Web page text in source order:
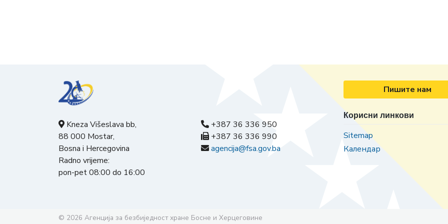
Kneza Višeslava bb,
88 000 Mostar,
Bosna i Hercegovina
Radno vrijeme:
pon-pet 08:00 do 16:00
+387 36 336 950
+387 36 336 990
agencija@fsa.gov.ba
Пишите нам
Корисни линкови
Sitemap
Календар
© 2026 Агенција за безбиједност хране Босне и Херцеговине